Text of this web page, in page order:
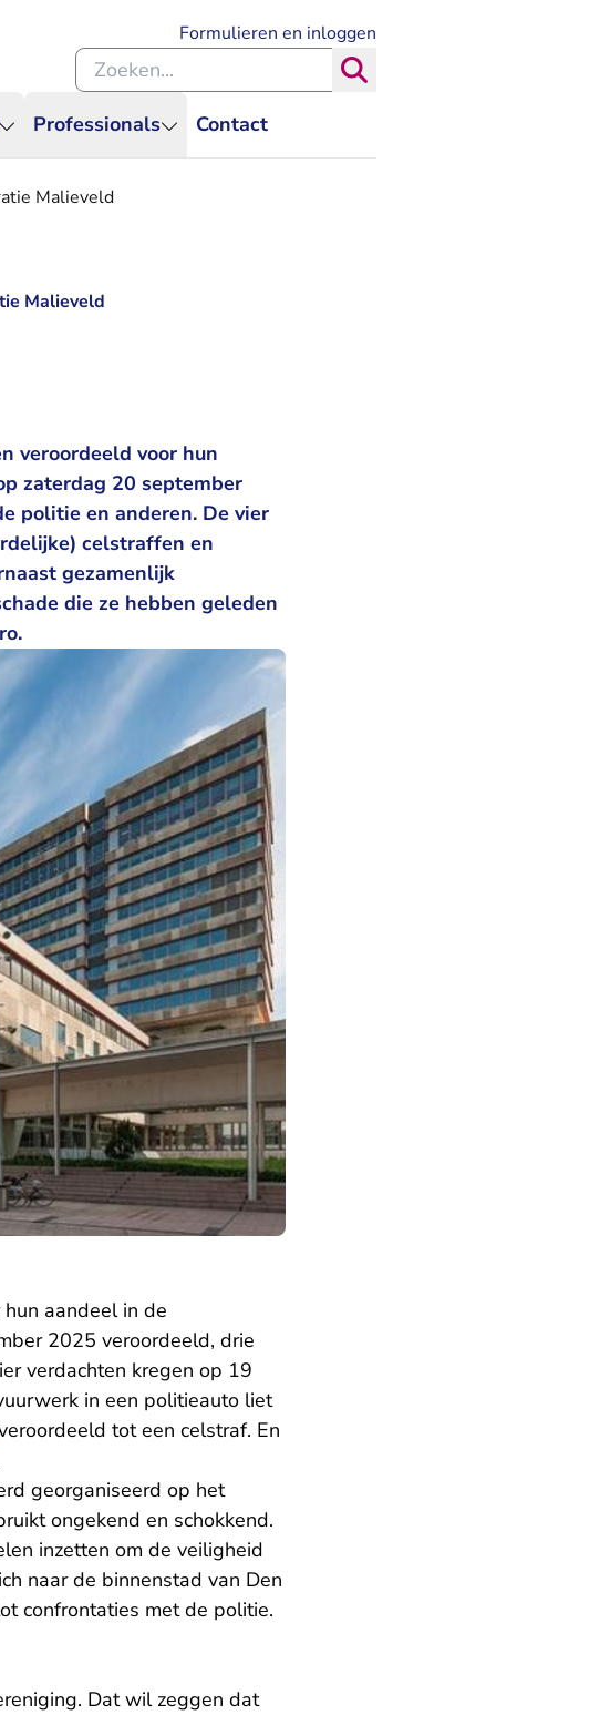
Professionals Contact
Formulieren en inloggen
Zoeken binnen de Rechtspraak
Malieveld
Malieveld
veroordeeld voor hun
zaterdag 20 september
politie en anderen. De vier
celstraffen en
gezamenlijk
die ze hebben geleden
aandeel in de
2025 veroordeeld, drie
verdachten kregen op 19
in een politieauto liet
tot een celstraf. En
georganiseerd op het
ongekend en schokkend.
inzetten om de veiligheid
naar de binnenstad van Den
confrontaties met de politie.
Dat wil zeggen dat